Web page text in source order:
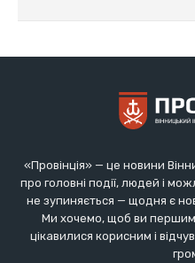
«Провінція» — це новини
про головні події, людей і
не зупиняється — щодня є
Ми хочемо, щоб ви
цікавилися корисним і